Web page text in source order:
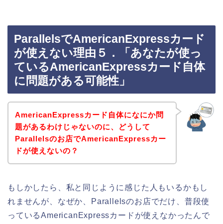
ParallelsでAmericanExpressカード
が使えない理由５．「あなたが使っ
ているAmericanExpressカード自体
に問題がある可能性」
AmericanExpressカード自体になにか問
題があるわけじゃないのに、どうして
Parallelsのお店でAmericanExpressカー
ドが使えないの？
もしかしたら、私と同じように感じた人もいるかもし
れませんが、なぜか、Parallelsのお店でだけ、普段使
っているAmericanExpressカードが使えなかったんで